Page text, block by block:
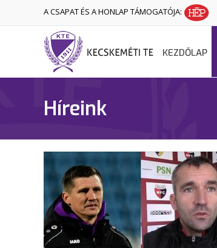
A CSAPAT ÉS A HONLAP TÁMOGATÓJA:
KEZDŐLAP
Híreink